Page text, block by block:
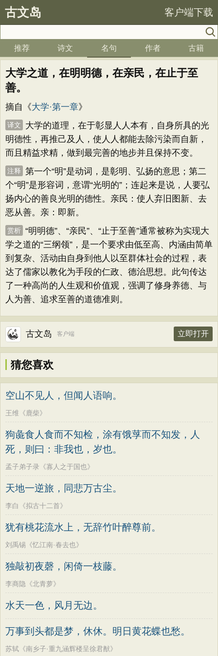
古文岛 客户端下载
推荐 诗文 名句 作者 古籍
大学之道，在明明德，在亲民，在止于至
善。
摘自《大学·第一章》
译文
大学的道理，在于彰显人人本有，自身所具的光
明德性，再推己及人，使人人都能去除污染而自新，
而且精益求精，做到最完善的地步并且保持不变。
注释
第一个“明”是动词，是彰明、弘扬的意思；第二
个“明”是形容词，意谓“光明的”；连起来是说，人要弘
扬内心的善良光明的德性。亲民：使人弃旧图新、去
恶从善。亲：即新。
赏析 “明明德”、“亲民”、“止于至善”通常被称为实现大
学之道的“三纲领”，是一个要求由低至高、内涵由简单
到复杂、活动由自身到他人以至群体社会的过程，表
达了儒家以教化为手段的仁政、德治思想。此句传达
了一种高尚的人生观和价值观，强调了修身养德、与
人为善、追求至善的道德准则。
古文岛 客户端 立即打开
猜您喜欢
空山不见人，但闻人语响。
王维《鹿柴》
狗彘食人食而不知检，涂有饿莩而不知发，人
死，则曰：非我也，岁也。
孟子弟子录《寡人之于国也》
天地一逆旅，同悲万古尘。
李白《拟古十二首》
犹有桃花流水上，无辞竹叶醉尊前。
刘禹锡《忆江南·春去也》
独敲初夜磬，闲倚一枝藤。
李商隐《北青萝》
水天一色，风月无边。
万事到头都是梦，休休。明日黄花蝶也愁。
苏轼《南乡子·重九涵辉楼呈徐君猷》